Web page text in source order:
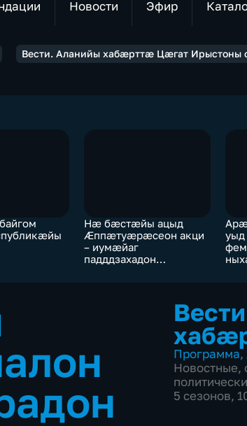
Новости Эфир
Вести. Аланийы хабæрттæ Цæгат Ирыстоны
Нæ бæстæйы ацыд
Æппæтуæрæсеон акци
– иумæйаг
падддзахадон
уыд
Программа,
Новостные,
5 сезонов,